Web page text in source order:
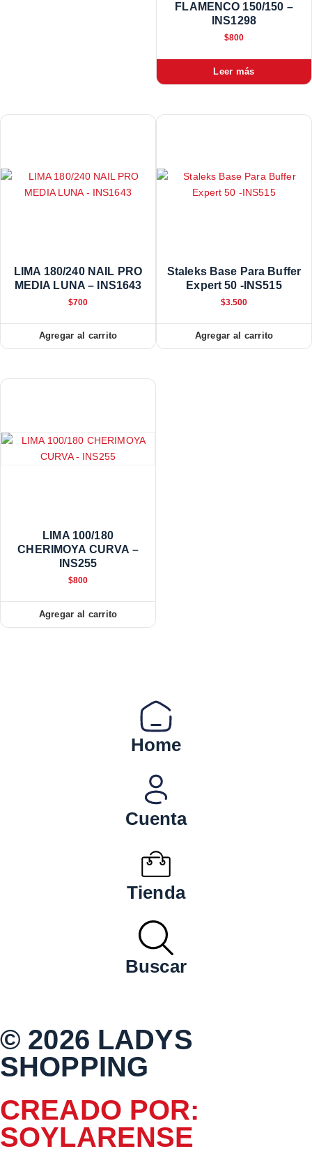
FLAMENCO 150/150 –
INS1298
$800
Leer más
LIMA 180/240 NAIL PRO
MEDIA LUNA – INS1643
$700
Agregar al carrito
Staleks Base Para Buffer
Expert 50 -INS515
$3.500
Agregar al carrito
LIMA 100/180
CHERIMOYA CURVA –
INS255
$800
Agregar al carrito
Home
Cuenta
Tienda
Buscar
© 2026 LADYS
SHOPPING
CREADO POR:
SOYLARENSE